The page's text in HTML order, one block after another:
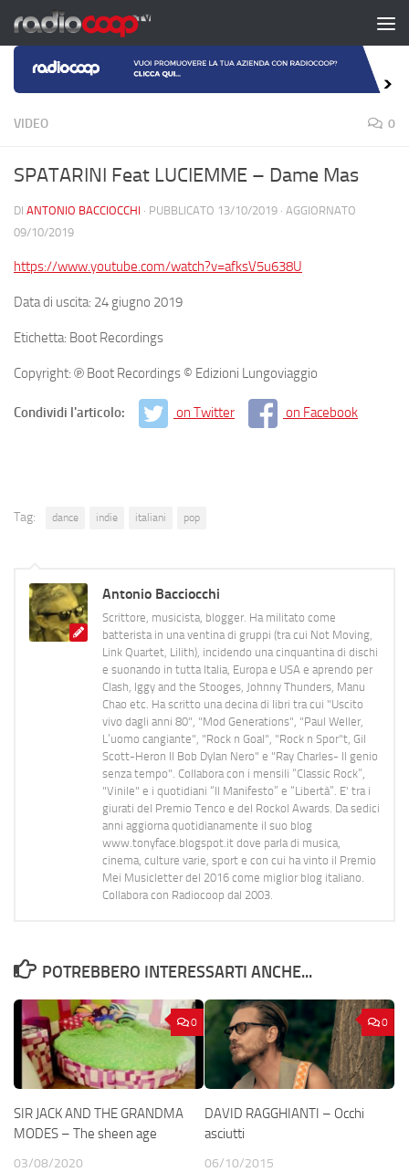
Salta al contenuto
VIDEO 0
SPATARINI Feat LUCIEMME – Dame Mas
DI ANTONIO BACCIOCCHI · PUBBLICATO 13/10/2019 · AGGIORNATO
09/10/2019
https://www.youtube.com/watch?v=afksV5u638U
Data di uscita: 24 giugno 2019
Etichetta: Boot Recordings
Copyright: ℗ Boot Recordings © Edizioni Lungoviaggio
Condividi l'articolo: on Twitter on Facebook
Tag: dance indie italiani pop
Antonio Bacciocchi
Scrittore, musicista, blogger. Ha militato come
batterista in una ventina di gruppi (tra cui Not Moving,
Link Quartet, Lilith), incidendo una cinquantina di dischi
e suonando in tutta Italia, Europa e USA e aprendo per
Clash, Iggy and the Stooges, Johnny Thunders, Manu
Chao etc. Ha scritto una decina di libri tra cui "Uscito
vivo dagli anni 80", "Mod Generations", "Paul Weller,
L’uomo cangiante", "Rock n Goal", "Rock n Spor"t, Gil
Scott-Heron Il Bob Dylan Nero" e "Ray Charles- Il genio
senza tempo". Collabora con i mensili “Classic Rock”,
"Vinile" e i quotidiani “Il Manifesto” e “Libertà”. E' tra i
giurati del Premio Tenco e del Rockol Awards. Da sedici
anni aggiorna quotidianamente il suo blog
www.tonyface.blogspot.it dove parla di musica,
cinema, culture varie, sport e con cui ha vinto il Premio
Mei Musicletter del 2016 come miglior blog italiano.
Collabora con Radiocoop dal 2003.
POTREBBERO INTERESSARTI ANCHE...
0
SIR JACK AND THE GRANDMA
MODES – The sheen age
03/08/2020
0
DAVID RAGGHIANTI – Occhi
asciutti
06/10/2015